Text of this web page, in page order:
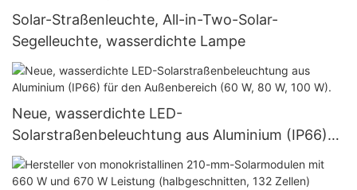
Solar-Straßenleuchte, All-in-Two-Solar-
Segelleuchte, wasserdichte Lampe
Neue, wasserdichte LED-
Solarstraßenbeleuchtung aus Aluminium (IP66)
für den Außenbereich (60 W, 80 W, 100 W).